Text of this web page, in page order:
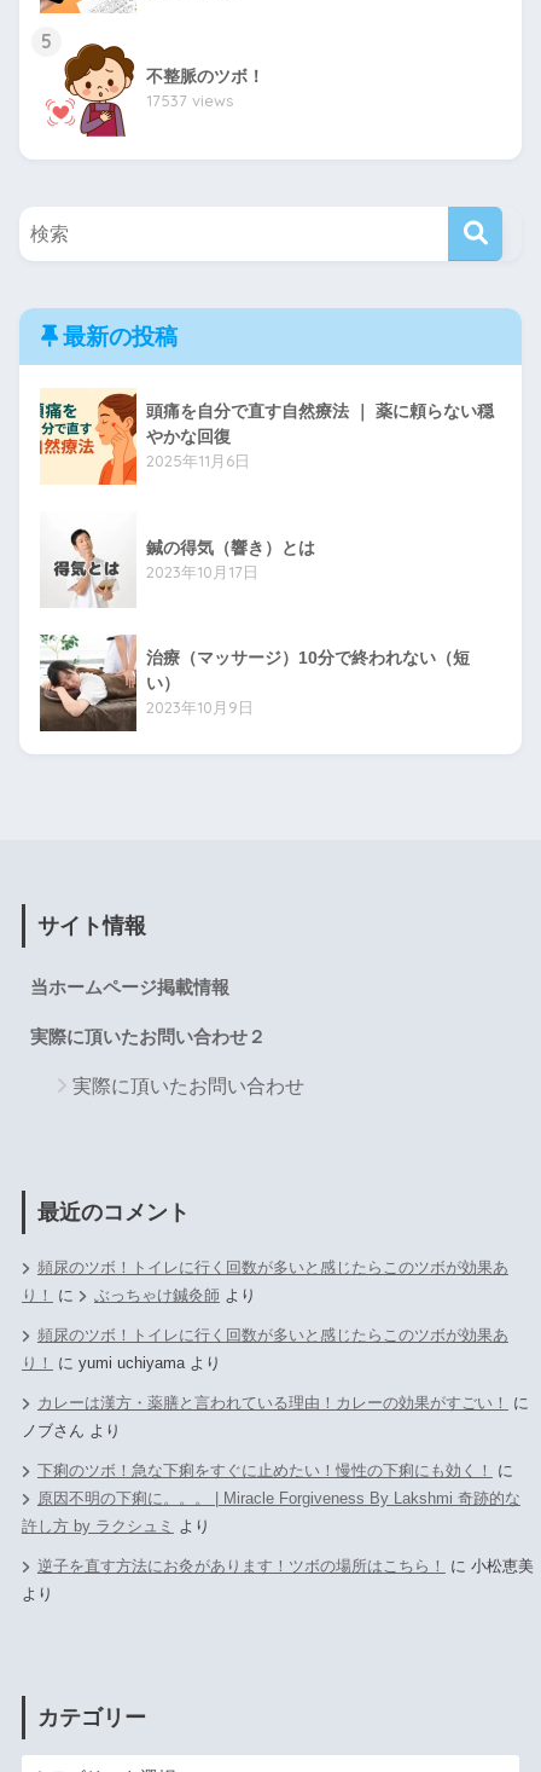
5
不整脈のツボ！
17537 views
最新の投稿
頭痛を自分で直す自然療法 ｜ 薬に頼らない穏
やかな回復
2025年11月6日
鍼の得気（響き）とは
2023年10月17日
治療（マッサージ）10分で終われない（短
い）
2023年10月9日
サイト情報
当ホームページ掲載情報
実際に頂いたお問い合わせ２
実際に頂いたお問い合わせ
最近のコメント
頻尿のツボ！トイレに行く回数が多いと感じたらこのツボが効果あ
り！
に ぶっちゃけ鍼灸師 より
頻尿のツボ！トイレに行く回数が多いと感じたらこのツボが効果あ
り！
に yumi uchiyamaより
カレーは漢方・薬膳と言われている理由！カレーの効果がすごい！
に
ノブさん より
下痢のツボ！急な下痢をすぐに止めたい！慢性の下痢にも効く！
に
原因不明の下痢に。。。 | Miracle Forgiveness By Lakshmi 奇跡的な
許し方 by ラクシュミ
より
逆子を直す方法にお灸があります！ツボの場所はこちら！ に 小松恵美
より
カテゴリー